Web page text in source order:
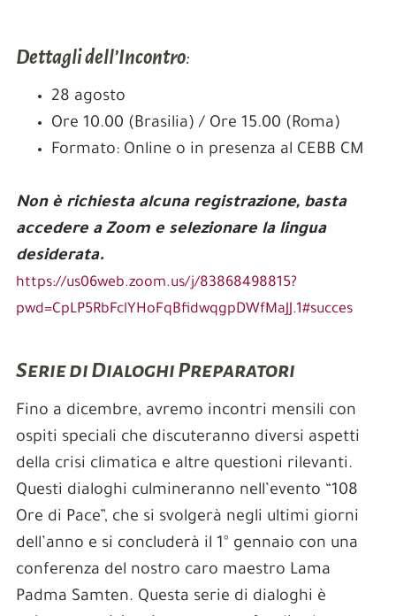
Dettagli dell’Incontro:
28 agosto
Ore 10.00 (Brasilia) / Ore 15.00 (Roma)
Formato: Online o in presenza al CEBB CM
Non è richiesta alcuna registrazione, basta
accedere a Zoom e selezionare la lingua
desiderata.
https://us06web.zoom.us/j/83868498815?
pwd=CpLP5RbFclYHoFqBfidwqgpDWfMaJJ.1#succes
Serie di Dialoghi Preparatori
Fino a dicembre, avremo incontri mensili con
ospiti speciali che discuteranno diversi aspetti
della crisi climatica e altre questioni rilevanti.
Questi dialoghi culmineranno nell’evento “108
Ore di Pace”, che si svolgerà negli ultimi giorni
dell’anno e si concluderà il 1° gennaio con una
conferenza del nostro caro maestro Lama
Padma Samten. Questa serie di dialoghi è